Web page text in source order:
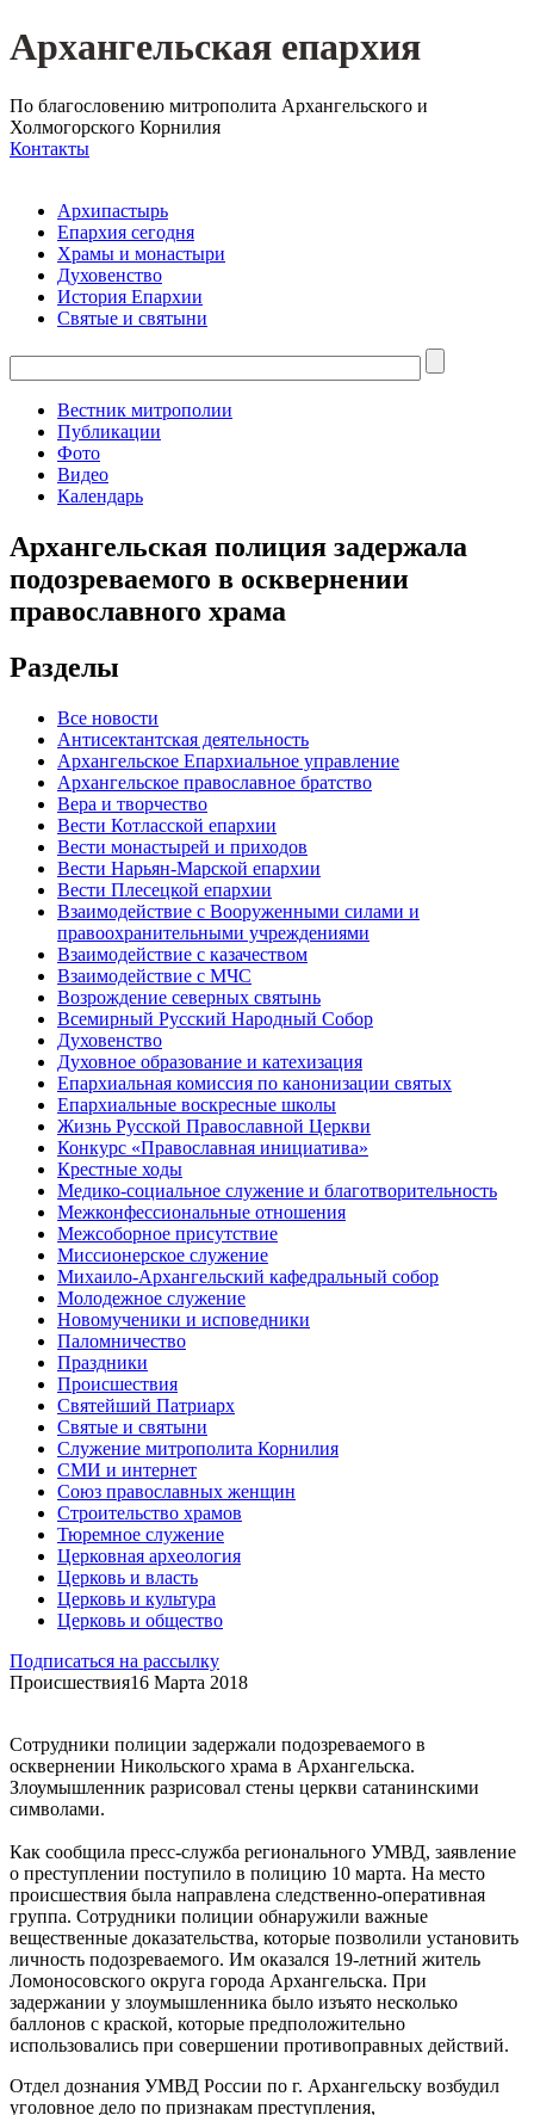
Архангельская епархия
По благословению митрополита Архангельского и
Холмогорского Корнилия
Контакты
Архипастырь
Епархия сегодня
Храмы и монастыри
Духовенство
История Епархии
Святые и святыни
Вестник митрополии
Публикации
Фото
Видео
Календарь
Архангельская полиция задержала
подозреваемого в осквернении
православного храма
Разделы
Все новости
Антисектантская деятельность
Архангельское Епархиальное управление
Архангельское православное братство
Вера и творчество
Вести Котласской епархии
Вести монастырей и приходов
Вести Нарьян-Марской епархии
Вести Плесецкой епархии
Взаимодействие с Вооруженными силами и
правоохранительными учреждениями
Взаимодействие с казачеством
Взаимодействие с МЧС
Возрождение северных святынь
Всемирный Русский Народный Собор
Духовенство
Духовное образование и катехизация
Епархиальная комиссия по канонизации святых
Епархиальные воскресные школы
Жизнь Русской Православной Церкви
Конкурс «Православная инициатива»
Крестные ходы
Медико-социальное служение и благотворительность
Межконфессиональные отношения
Межсоборное присутствие
Миссионерское служение
Михаило-Архангельский кафедральный собор
Молодежное служение
Новомученики и исповедники
Паломничество
Праздники
Происшествия
Святейший Патриарх
Святые и святыни
Служение митрополита Корнилия
СМИ и интернет
Союз православных женщин
Строительство храмов
Тюремное служение
Церковная археология
Церковь и власть
Церковь и культура
Церковь и общество
Подписаться на рассылку
Происшествия16 Марта 2018
Сотрудники полиции задержали подозреваемого в
осквернении Никольского храма в Архангельска.
Злоумышленник разрисовал стены церкви сатанинскими
символами.
Как сообщила пресс-служба регионального УМВД, заявление
о преступлении поступило в полицию 10 марта. На место
происшествия была направлена следственно-оперативная
группа. Сотрудники полиции обнаружили важные
вещественные доказательства, которые позволили установить
личность подозреваемого. Им оказался 19-летний житель
Ломоносовского округа города Архангельска. При
задержании у злоумышленника было изъято несколько
баллонов с краской, которые предположительно
использовались при совершении противоправных действий.
Отдел дознания УМВД России по г. Архангельску возбудил
уголовное дело по признакам преступления,